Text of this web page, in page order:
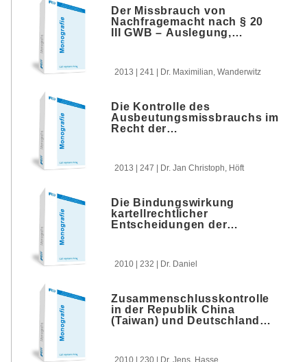
Der Missbrauch von
Nachfragemacht nach § 20
III GWB – Auslegung,
2013 | 241 | Dr. Maximilian, Wanderwitz
Die Kontrolle des
Ausbeutungsmissbrauchs im
Recht der
2013 | 247 | Dr. Jan Christoph, Höft
Die Bindungswirkung
kartellrechtlicher
Entscheidungen der
Kartellbehörenden und
2010 | 232 | Dr. Daniel
Zusammenschlusskontrolle
in der Republik China
(Taiwan) und Deutschland